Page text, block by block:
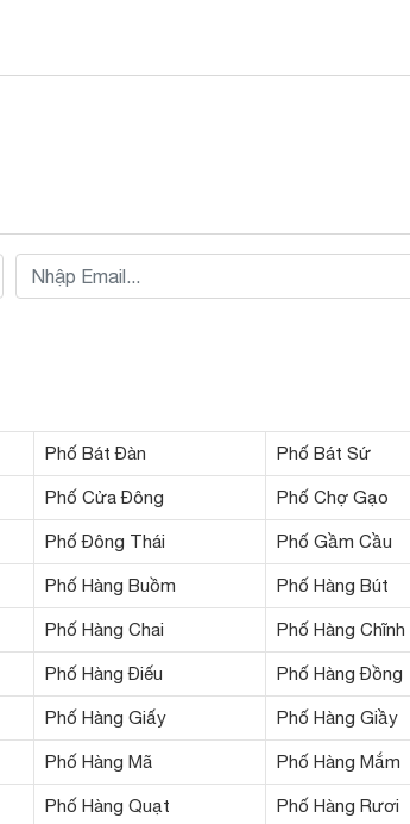
Phố Bát Đàn Phố Bát Sứ
Phố Cửa Đông Phố Chợ Gạo
Phố Đông Thái Phố Gầm Cầu
Phố Hàng Buồm Phố Hàng Bút
Phố Hàng Chai Phố Hàng Chĩnh
Phố Hàng Điếu Phố Hàng Đồng
Phố Hàng Giấy Phố Hàng Giầy
Phố Hàng Mã Phố Hàng Mắm
Phố Hàng Quạt Phố Hàng Rươi